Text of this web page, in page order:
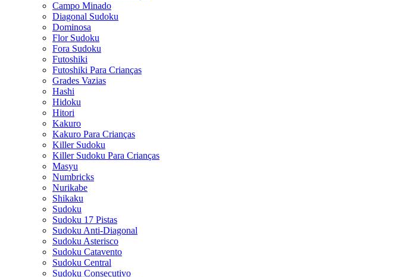
Campo Minado
Diagonal Sudoku
Dominosa
Flor Sudoku
Fora Sudoku
Futoshiki
Futoshiki Para Crianças
Grades Vazias
Hashi
Hidoku
Hitori
Kakuro
Kakuro Para Crianças
Killer Sudoku
Killer Sudoku Para Crianças
Masyu
Numbricks
Nurikabe
Shikaku
Sudoku
Sudoku 17 Pistas
Sudoku Anti-Diagonal
Sudoku Asterisco
Sudoku Catavento
Sudoku Central
Sudoku Consecutivo